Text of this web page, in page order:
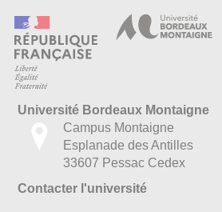
Université Bordeaux Montaigne
Campus Montaigne
Esplanade des Antilles
33607 Pessac Cedex
Contacter l'université